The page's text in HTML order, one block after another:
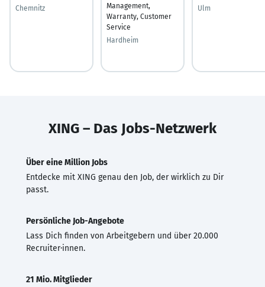
Chemnitz
Management,
Warranty, Customer
Service
Hardheim
Ulm
XING – Das Jobs-Netzwerk
Über eine Million Jobs
Entdecke mit XING genau den Job, der wirklich zu Dir
passt.
Persönliche Job-Angebote
Lass Dich finden von Arbeitgebern und über 20.000
Recruiter·innen.
21 Mio. Mitglieder